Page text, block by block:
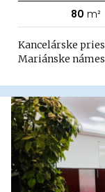
80 m²
Kancelárske
Mariánske